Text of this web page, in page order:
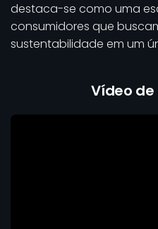
destaca-se como uma
consumidores que
sustentabilidade em um
Vídeo